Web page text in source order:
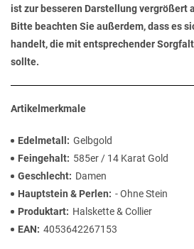
ist zur besseren Darstellung vergrößert
Bitte beachten Sie außerdem, dass es
handelt, die mit entsprechender
sollte.
Artikelmerkmale
Edelmetall
Gelbgold
Feingehalt
585er / 14 Karat Gold
Geschlecht
Damen
Hauptstein & Perlen
- Ohne Stein
Produktart
Halskette & Collier
EAN
4053642267153